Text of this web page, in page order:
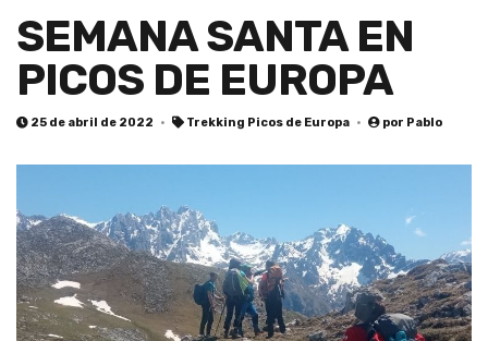
SEMANA SANTA EN
PICOS DE EUROPA
25 de abril de 2022 Trekking Picos de Europa por Pablo